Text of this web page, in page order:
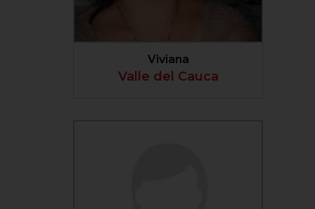
Viviana
Valle del Cauca